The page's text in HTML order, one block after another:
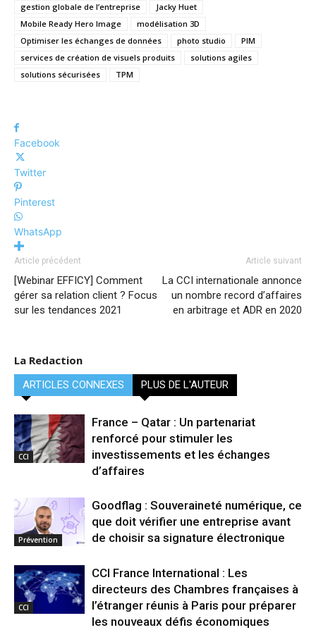
gestion globale de l’entreprise
Jacky Huet
Mobile Ready Hero Image
modélisation 3D
Optimiser les échanges de données
photo studio
PIM
services de création de visuels produits
solutions agiles
solutions sécurisées
TPM
Facebook
Twitter
Pinterest
WhatsApp
Article précédent
[Webinar EFFICY] Comment
gérer sa relation client ? Focus
sur les tendances 2021
Article suivant
La CCI internationale annonce
un nombre record d’affaires
en arbitrage et ADR en 2020
La Redaction
ARTICLES CONNEXES PLUS DE L'AUTEUR
CCI
France – Qatar : Un partenariat
renforcé pour stimuler les
investissements et les échanges
d’affaires
Prévention
Goodflag : Souveraineté numérique, ce
que doit vérifier une entreprise avant
de choisir sa signature électronique
CCI
CCI France International : Les
directeurs des Chambres françaises à
l’étranger réunis à Paris pour préparer
les nouveaux défis économiques